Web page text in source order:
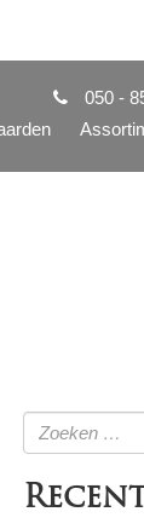
050 -
Zoeken
naar: